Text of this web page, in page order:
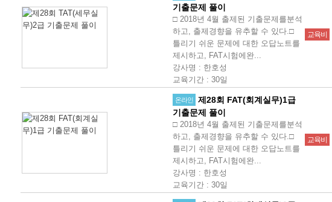
기출문제 풀이
□ 2018년 4월 출제된 기출문제를분석
하고, 출제경향을 유추할 수 있다.□
틀리기 쉬운 문제에 대한 오답노트를
제시하고, FAT시험에완...
강사명 : 한호성
교육기간 : 30일
교육비
온라인
제28회 FAT(회계실무)1급
기출문제 풀이
□ 2018년 4월 출제된 기출문제를분석
하고, 출제경향을 유추할 수 있다.□
틀리기 쉬운 문제에 대한 오답노트를
제시하고, FAT시험에완...
강사명 : 한호성
교육기간 : 30일
교육비